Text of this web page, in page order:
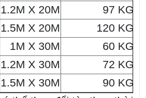
1.2M X 20M
97 KG
1.5M X 20M
120 KG
1M X 30M
60 KG
1.2M X 30M
72 KG
1.5M X 30M
90 KG